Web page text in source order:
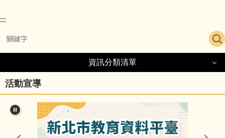
:::
資訊分類清單
行政團隊
榮譽事項與學校相關訊息
活動宣導